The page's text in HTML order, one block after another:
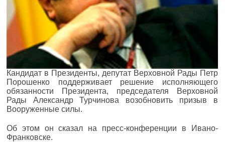
Кандидат в Президенты, депутат Верховной Рады Петр
Порошенко поддерживает решение исполняющего
обязанности Президента, председателя Верховной
Рады Александр Турчинова возобновить призыв в
Вооруженные силы.
Об этом он сказал на пресс-конференции в Ивано-
Франковске.